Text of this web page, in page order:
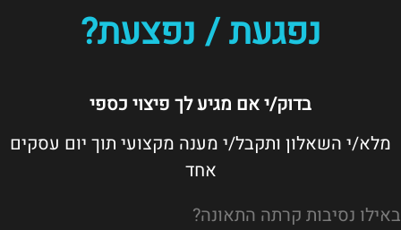
נפגעת / נפצעת?
בדוק/י אם מגיע לך פיצוי כספי
מלא/י השאלון ותקבל/י מענה מקצועי תוך יום עסקים
אחד
באילו נסיבות קרתה התאונה?